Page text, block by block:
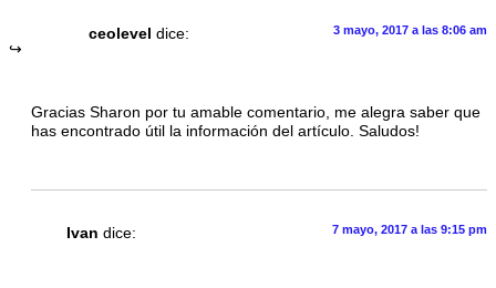
ceolevel dice: 3 mayo, 2017 a las 8:06 am
Gracias Sharon por tu amable comentario, me alegra saber que
has encontrado útil la información del artículo. Saludos!
Ivan dice: 7 mayo, 2017 a las 9:15 pm